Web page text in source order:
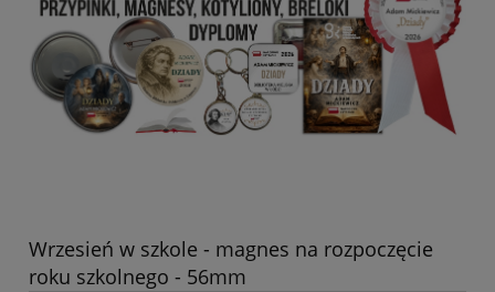
Wrzesień w szkole - magnes na rozpoczęcie
roku szkolnego - 56mm